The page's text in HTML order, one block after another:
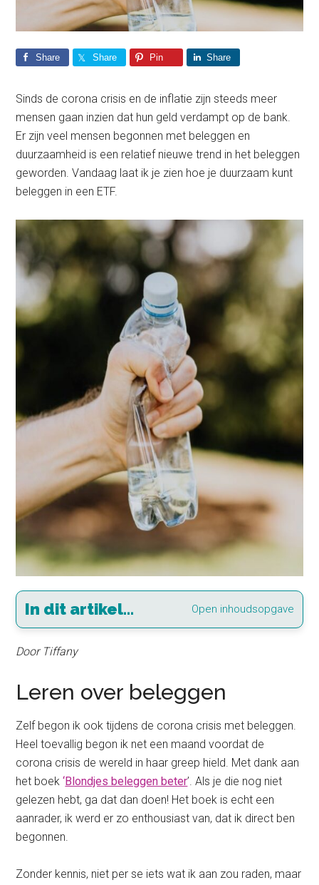
Share Share Pin Share
Sinds de corona crisis en de inflatie zijn steeds meer
mensen gaan inzien dat hun geld verdampt op de bank.
Er zijn veel mensen begonnen met beleggen en
duurzaamheid is een relatief nieuwe trend in het beleggen
geworden. Vandaag laat ik je zien hoe je duurzaam kunt
beleggen in een ETF.
In dit artikel... Open inhoudsopgave
Door Tiffany
Leren over beleggen
Zelf begon ik ook tijdens de corona crisis met beleggen.
Heel toevallig begon ik net een maand voordat de
corona crisis de wereld in haar greep hield. Met dank aan
het boek‘Blondjes beleggen beter’. Als je die nog niet
gelezen hebt, ga dat dan doen! Het boek is echt een
aanrader, ik werd er zo enthousiast van, dat ik direct ben
begonnen.
Zonder kennis, niet per se iets wat ik aan zou raden, maar